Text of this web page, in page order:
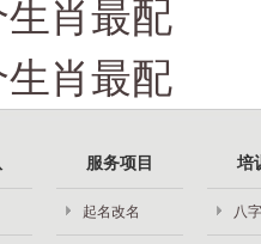
肖最配
肖最配
服务项目
起名改名
培
八